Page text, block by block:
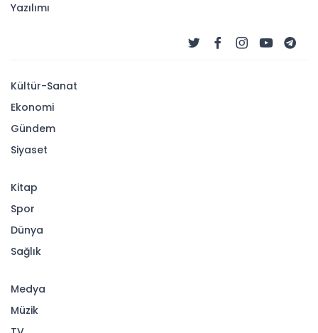
Yazılımı
Kültür-Sanat
Ekonomi
Gündem
Siyaset
Kitap
Spor
Dünya
Sağlık
Medya
Müzik